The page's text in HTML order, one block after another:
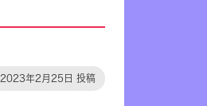
2023年2月25日 投稿